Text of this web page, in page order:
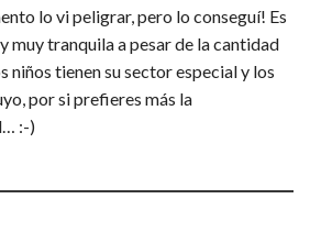
lo vi peligrar, pero lo conseguí! Es
muy tranquila a pesar de la cantidad
niños tienen su sector especial y los
por si prefieres más la
:-)